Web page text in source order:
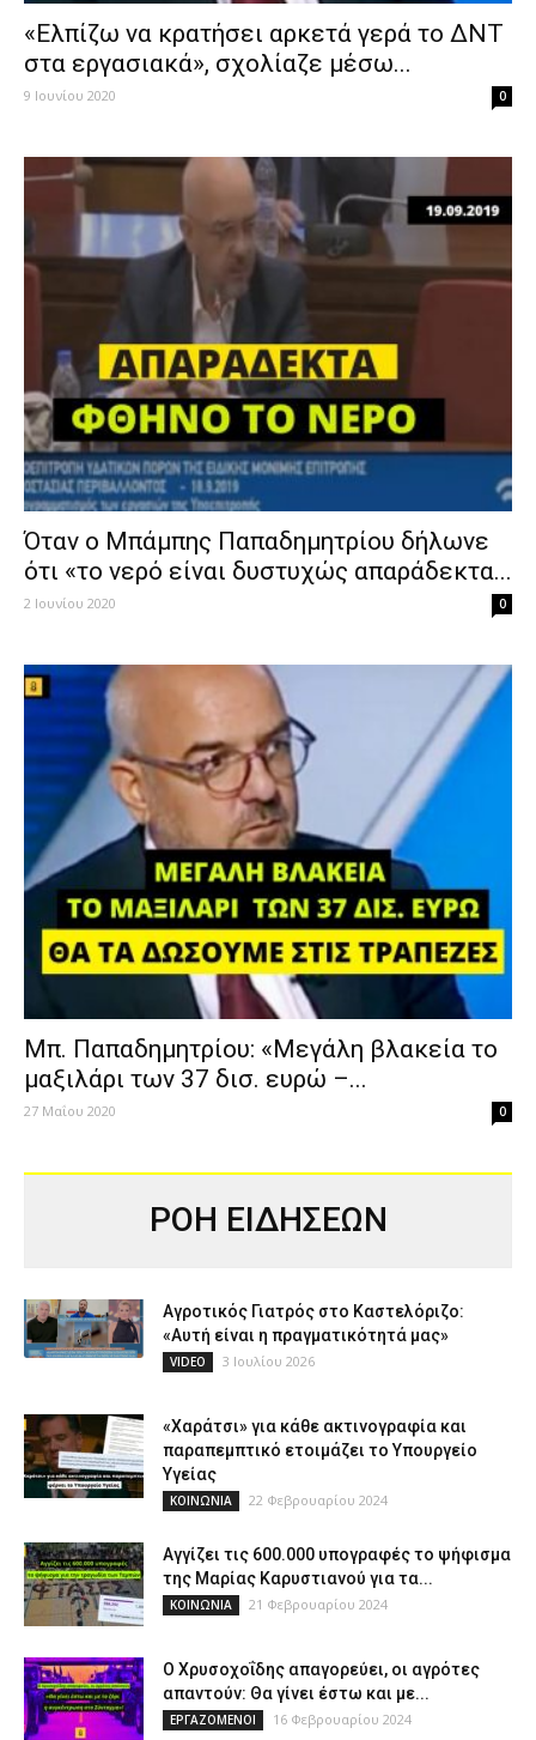
«Ελπίζω να κρατήσει αρκετά γερά το ΔΝΤ
στα εργασιακά», σχολίαζε μέσω...
9 Ιουνίου 2020 0
Όταν ο Μπάμπης Παπαδημητρίου δήλωνε
ότι «το νερό είναι δυστυχώς απαράδεκτα...
2 Ιουνίου 2020 0
Μπ. Παπαδημητρίου: «Μεγάλη βλακεία το
μαξιλάρι των 37 δισ. ευρώ –...
27 Μαΐου 2020 0
ΡΟΗ ΕΙΔΗΣΕΩΝ
Αγροτικός Γιατρός στο Καστελόριζο:
«Αυτή είναι η πραγματικότητά μας»
VIDEO 3 Ιουλίου 2026
«Χαράτσι» για κάθε ακτινογραφία και
παραπεμπτικό ετοιμάζει το Υπουργείο
Υγείας
ΚΟΙΝΩΝΙΑ 22 Φεβρουαρίου 2024
Αγγίζει τις 600.000 υπογραφές το ψήφισμα
της Μαρίας Καρυστιανού για τα...
ΚΟΙΝΩΝΙΑ 21 Φεβρουαρίου 2024
Ο Χρυσοχοΐδης απαγορεύει, οι αγρότες
απαντούν: Θα γίνει έστω και με...
ΕΡΓΑΖΟΜΕΝΟΙ 16 Φεβρουαρίου 2024